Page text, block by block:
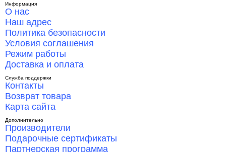
Информация
О нас
Наш адрес
Политика безопасности
Условия соглашения
Режим работы
Доставка и оплата
Служба поддержки
Контакты
Возврат товара
Карта сайта
Дополнительно
Производители
Подарочные сертификаты
Партнерская программа